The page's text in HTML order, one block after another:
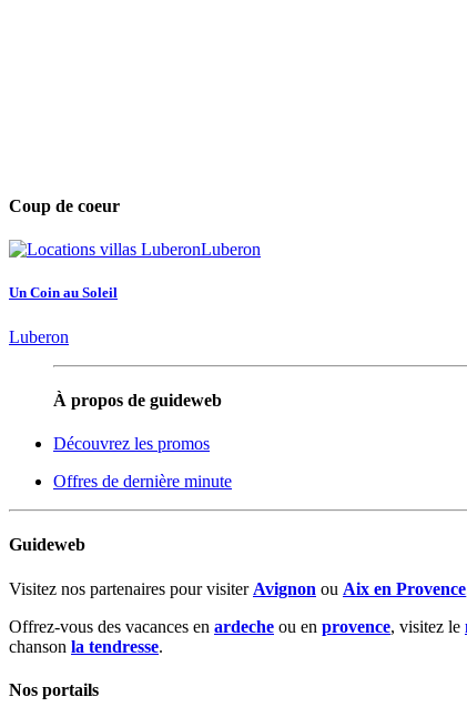
Coup de coeur
Un Coin au Soleil
Luberon
À propos de guideweb
Découvrez les promos
Offres de dernière minute
Guideweb
Visitez nos partenaires pour visiter Avignon ou Aix en Provence
Offrez-vous des vacances en ardeche ou en provence, visitez le
chanson la tendresse.
Nos portails